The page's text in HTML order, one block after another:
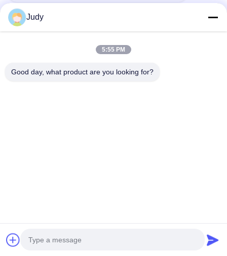
Рабочие Лампы С Гибким Держателем
Сопутствующие Товары
светодиодный
Побеседуйте Теперь
Judy
5:55 PM
Good day, what product are you looking for?